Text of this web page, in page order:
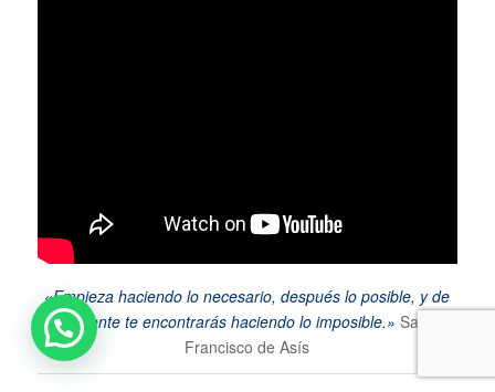
«Empieza haciendo lo necesario, después lo posible, y de
repente te encontrarás haciendo lo imposible.» San
Francisco de Asís